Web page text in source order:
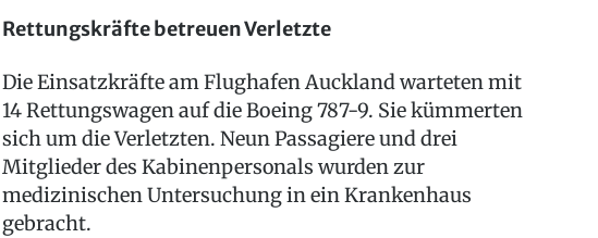
Rettungskräfte betreuen Verletzte
Die Einsatzkräfte am Flughafen Auckland warteten mit
14 Rettungswagen auf die Boeing 787-9. Sie kümmerten
sich um die Verletzten. Neun Passagiere und drei
Mitglieder des Kabinenpersonals wurden zur
medizinischen Untersuchung in ein Krankenhaus
gebracht.